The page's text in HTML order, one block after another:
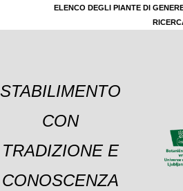
ELENCO DEGLI PIANTE DI
STABILIMENTO
CON
TRADIZIONE E
CONOSCENZA